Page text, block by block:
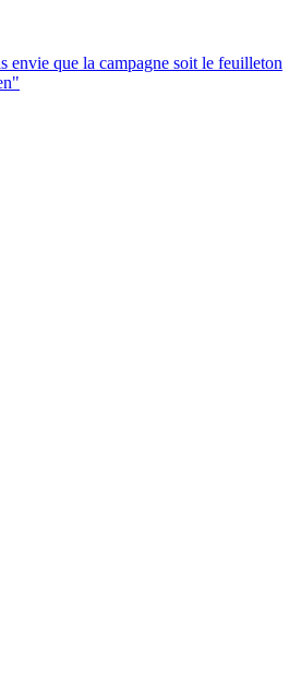
envie que la campagne soit le feuilleton